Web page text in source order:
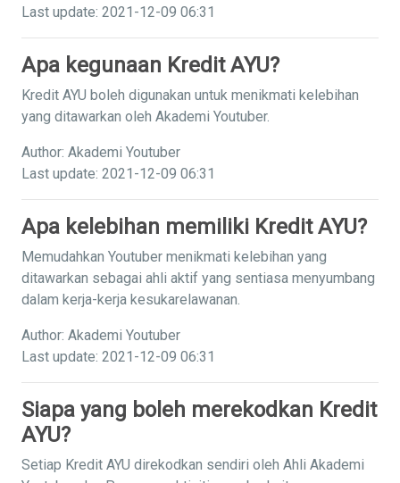
Last update: 2021-12-09 06:31
Apa kegunaan Kredit AYU?
Kredit AYU boleh digunakan untuk menikmati kelebihan
yang ditawarkan oleh Akademi Youtuber.
Author: Akademi Youtuber
Last update: 2021-12-09 06:31
Apa kelebihan memiliki Kredit AYU?
Memudahkan Youtuber menikmati kelebihan yang
ditawarkan sebagai ahli aktif yang sentiasa menyumbang
dalam kerja-kerja kesukarelawanan.
Author: Akademi Youtuber
Last update: 2021-12-09 06:31
Siapa yang boleh merekodkan Kredit
AYU?
Setiap Kredit AYU direkodkan sendiri oleh Ahli Akademi